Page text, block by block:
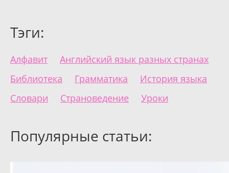
Тэги:
Алфавит
Английский язык разных странах
Библиотека
Грамматика
История языка
Словари
Страноведение Уроки
Популярные статьи: